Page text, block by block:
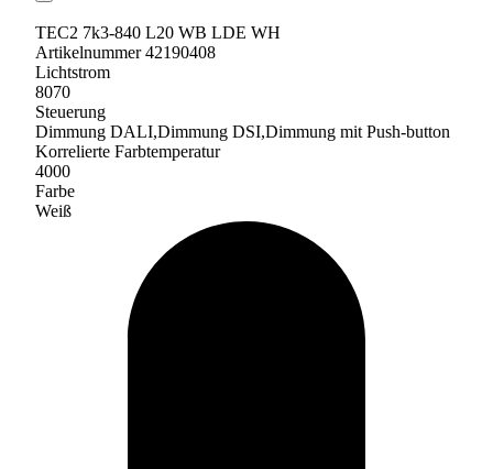
TEC2 7k3-840 L20 WB LDE WH
Artikelnummer 42190408
Lichtstrom
8070
Steuerung
Dimmung DALI,Dimmung DSI,Dimmung mit Push-button
Korrelierte Farbtemperatur
4000
Farbe
Weiß